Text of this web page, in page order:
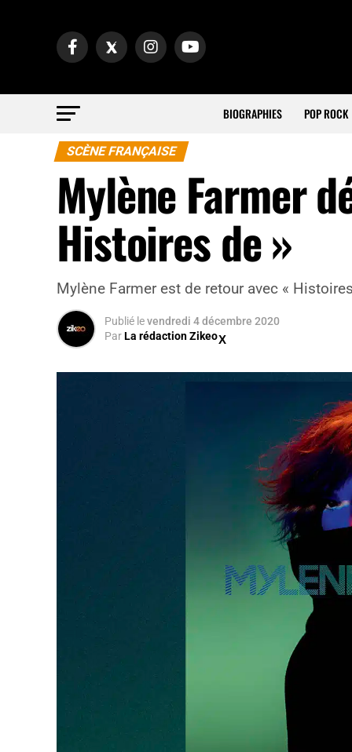
BIOGRAPHIES POP ROCK
SCÈNE FRANÇAISE
Mylène Farmer
Histoires de »
Mylène Farmer est de retour avec «
Publié levendredi 4 décembre 2020
ParLa rédaction Zikeo